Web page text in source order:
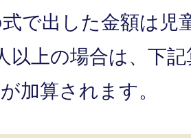
で出した金額は児
以上の場合は、下
加算されます。